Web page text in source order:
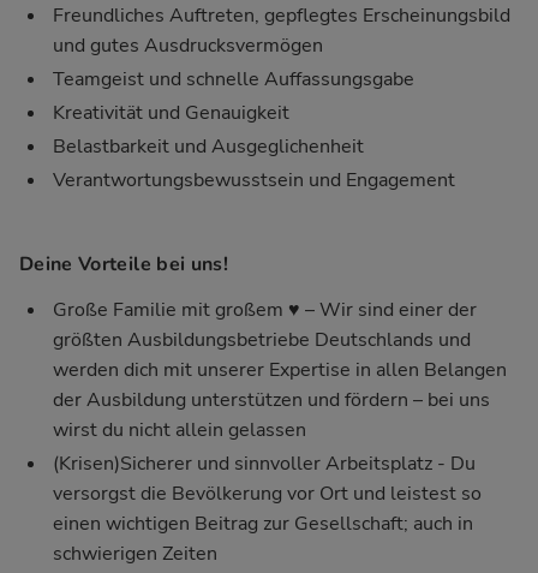
Freundliches Auftreten, gepflegtes Erscheinungsbild
und gutes Ausdrucksvermögen
Teamgeist und schnelle Auffassungsgabe
Kreativität und Genauigkeit
Belastbarkeit und Ausgeglichenheit
Verantwortungsbewusstsein und Engagement
Deine Vorteile bei uns!
Große Familie mit großem ♥ – Wir sind einer der
größten Ausbildungsbetriebe Deutschlands und
werden dich mit unserer Expertise in allen Belangen
der Ausbildung unterstützen und fördern – bei uns
wirst du nicht allein gelassen
(Krisen)Sicherer und sinnvoller Arbeitsplatz - Du
versorgst die Bevölkerung vor Ort und leistest so
einen wichtigen Beitrag zur Gesellschaft; auch in
schwierigen Zeiten